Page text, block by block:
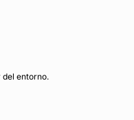
del entorno.